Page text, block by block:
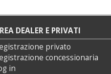
DEALER E PRIVATI
privato
concessionaria
in